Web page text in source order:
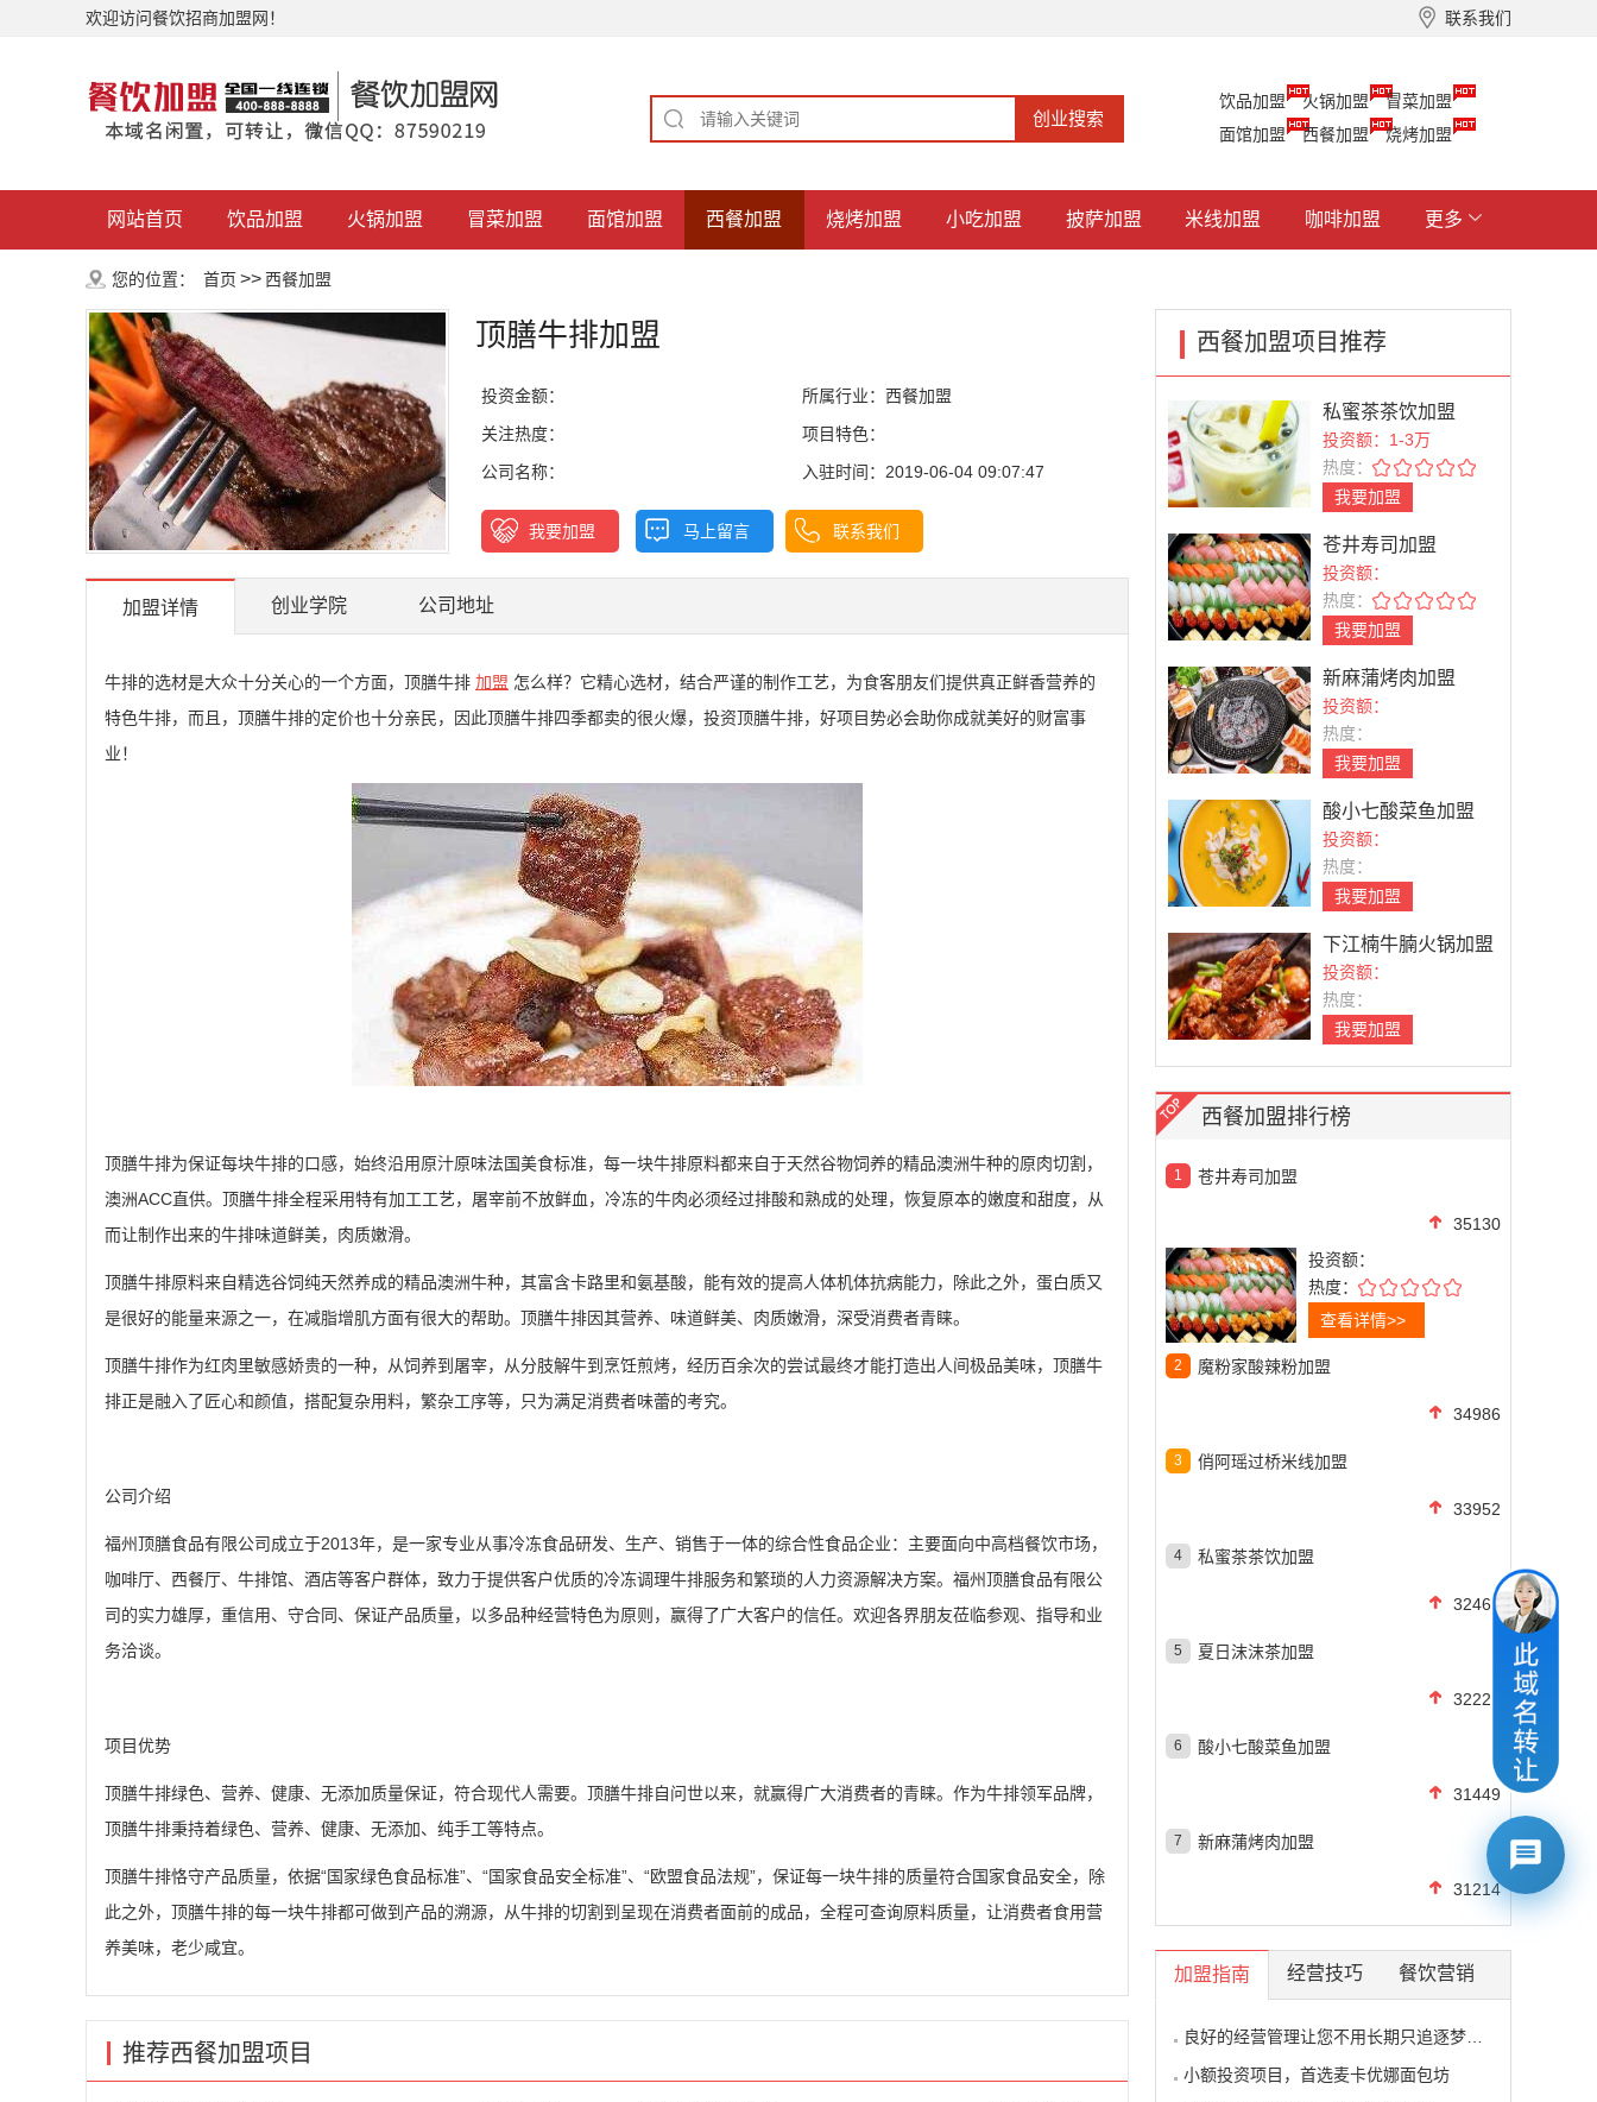
欢迎访问餐饮招商加盟网！ 联系我们
饮品加盟 火锅加盟
冒菜加盟
面馆加盟
西餐加盟 烧烤加盟
网站首页 饮品加盟 火锅加盟 冒菜加盟 面馆加盟 西餐加盟 烧烤加盟 小吃加盟 披萨加盟 米线加盟 咖啡加盟 更多
您的位置： 首页 >>西餐加盟
顶膳牛排加盟
投资金额： 所属行业： 西餐加盟
关注热度：
项目特色：
公司名称：
入驻时间：2019-06-04 09:07:47
我要加盟 马上留言 联系我们
加盟详情 创业学院 公司地址
牛排的选材是大众十分关心的一个方面，顶膳牛排 加盟 怎么样？它精心选材，结合严谨的制作工艺，为食客朋友们提供真正鲜香营养的
特色牛排，而且，顶膳牛排的定价也十分亲民，因此顶膳牛排四季都卖的很火爆，投资顶膳牛排，好项目势必会助你成就美好的财富事
业！
顶膳牛排为保证每块牛排的口感，始终沿用原汁原味法国美食标准，每一块牛排原料都来自于天然谷物饲养的精品澳洲牛种的原肉切割，
澳洲ACC直供。顶膳牛排全程采用特有加工工艺，屠宰前不放鲜血，冷冻的牛肉必须经过排酸和熟成的处理，恢复原本的嫩度和甜度，从
而让制作出来的牛排味道鲜美，肉质嫩滑。
顶膳牛排原料来自精选谷饲纯天然养成的精品澳洲牛种，其富含卡路里和氨基酸，能有效的提高人体机体抗病能力，除此之外，蛋白质又
是很好的能量来源之一，在减脂增肌方面有很大的帮助。顶膳牛排因其营养、味道鲜美、肉质嫩滑，深受消费者青睐。
顶膳牛排作为红肉里敏感娇贵的一种，从饲养到屠宰，从分肢解牛到烹饪煎烤，经历百余次的尝试最终才能打造出人间极品美味，顶膳牛
排正是融入了匠心和颜值，搭配复杂用料，繁杂工序等，只为满足消费者味蕾的考究。
公司介绍
福州顶膳食品有限公司成立于2013年，是一家专业从事冷冻食品研发、生产、销售于一体的综合性食品企业：主要面向中高档餐饮市场，
咖啡厅、西餐厅、牛排馆、酒店等客户群体，致力于提供客户优质的冷冻调理牛排服务和繁琐的人力资源解决方案。福州顶膳食品有限公
司的实力雄厚，重信用、守合同、保证产品质量，以多品种经营特色为原则，赢得了广大客户的信任。欢迎各界朋友莅临参观、指导和业
务洽谈。
项目优势
顶膳牛排绿色、营养、健康、无添加质量保证，符合现代人需要。顶膳牛排自问世以来，就赢得广大消费者的青睐。作为牛排领军品牌，
顶膳牛排秉持着绿色、营养、健康、无添加、纯手工等特点。
顶膳牛排恪守产品质量，依据“国家绿色食品标准”、“国家食品安全标准”、“欧盟食品法规”，保证每一块牛排的质量符合国家食品安全，除
此之外，顶膳牛排的每一块牛排都可做到产品的溯源，从牛排的切割到呈现在消费者面前的成品，全程可查询原料质量，让消费者食用营
养美味，老少咸宜。
推荐西餐加盟项目
西餐加盟项目推荐
私蜜茶茶饮加盟
投资额：1-3万
热度：
我要加盟
苍井寿司加盟
投资额：
热度：
我要加盟
新麻蒲烤肉加盟
投资额：
热度：
我要加盟
酸小七酸菜鱼加盟
投资额：
热度：
我要加盟
下江楠牛腩火锅加盟
投资额：
热度：
我要加盟
西餐加盟排行榜
1 苍井寿司加盟
35130
投资额：
热度：
查看详情>>
2 魔粉家酸辣粉加盟
34986
3 俏阿瑶过桥米线加盟
33952
4 私蜜茶茶饮加盟
32467
5 夏日沫沫茶加盟
32223
6 酸小七酸菜鱼加盟
31449
7 新麻蒲烤肉加盟
31214
加盟指南 经营技巧 餐饮营销
良好的经营管理让您不用长期只追逐梦想的影子
小额投资项目，首选麦卡优娜面包坊